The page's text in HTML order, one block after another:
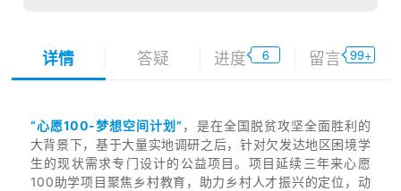
详情 答疑 进度 6 留言 99+
“心愿100-梦想空间计划”， 是在全国脱贫攻坚全面胜利的
大背景下，基于大量实地调研之后，针对欠发达地区困境学
生的现状需求专门设计的公益项目。项目延续三年来心愿
100助学项目聚焦乡村教育，助力乡村人才振兴的定位，动